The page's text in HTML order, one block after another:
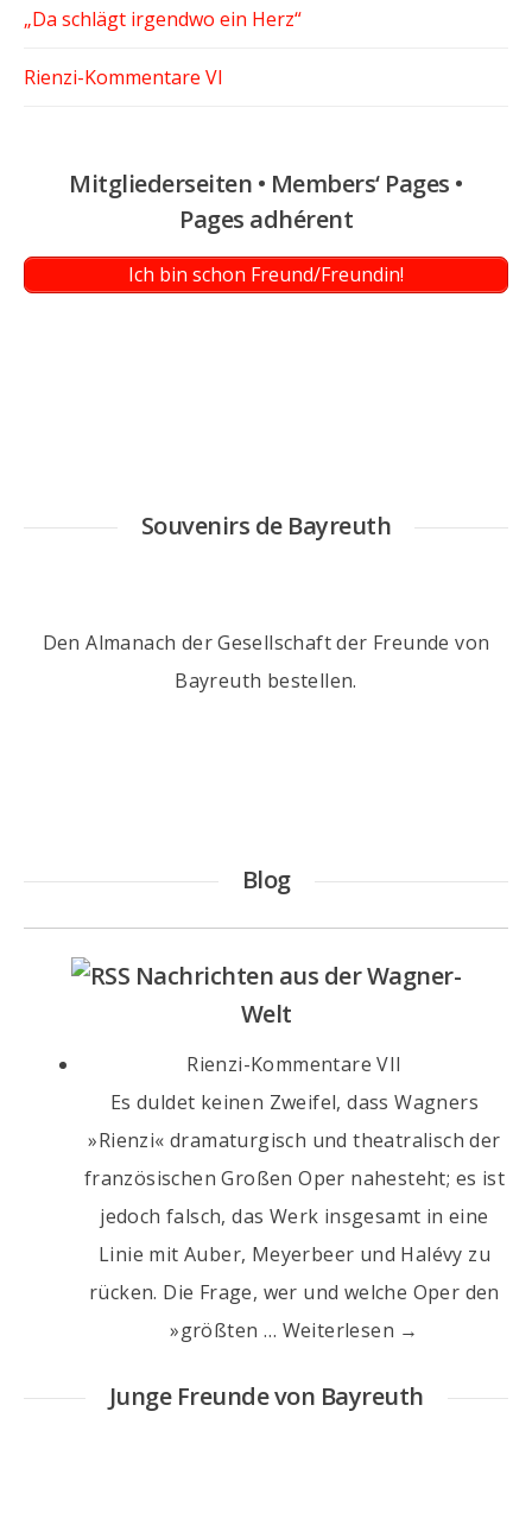
„Da schlägt irgendwo ein Herz“
Rienzi-Kommentare VI
Mitgliederseiten • Members‘ Pages •
Pages adhérent
Ich bin schon Freund/Freundin!
Souvenirs de Bayreuth
Den Almanach der Gesellschaft der Freunde von
Bayreuth bestellen.
Blog
Nachrichten aus der Wagner-
Welt
Rienzi-Kommentare VII
Es duldet keinen Zweifel, dass Wagners
»Rienzi« dramaturgisch und theatralisch der
französischen Großen Oper nahesteht; es ist
jedoch falsch, das Werk insgesamt in eine
Linie mit Auber, Meyerbeer und Halévy zu
rücken. Die Frage, wer und welche Oper den
»größten … Weiterlesen →
Junge Freunde von Bayreuth